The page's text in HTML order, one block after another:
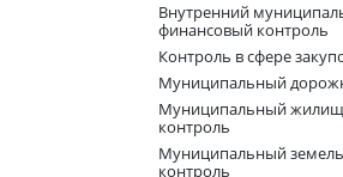
Внутренний
финансовый контроль
Контроль в сфере
Муниципальный
Муниципальный
контроль
Муниципальный
контроль